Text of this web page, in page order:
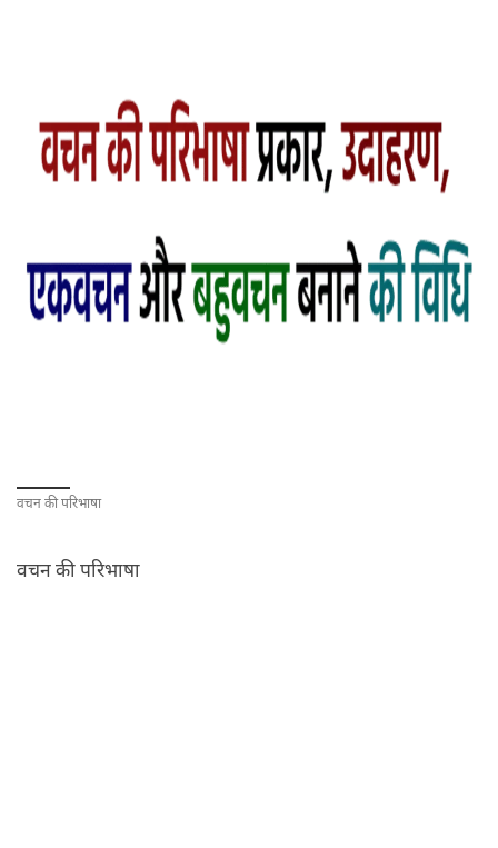
वचन की परिभाषा
वचन की परिभाषा